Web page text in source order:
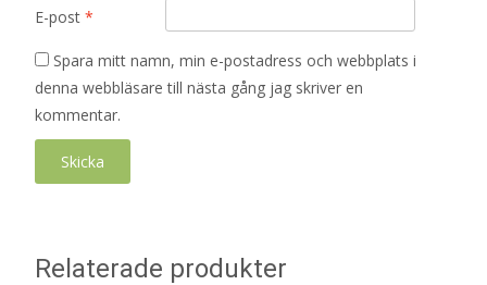
E-post *
Spara mitt namn, min e-postadress och webbplats i
denna webbläsare till nästa gång jag skriver en
kommentar.
Relaterade produkter